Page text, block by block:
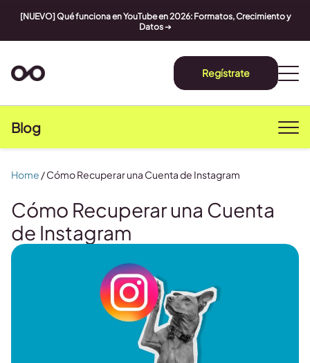
[NUEVO] Qué funciona en YouTube en 2026: Formatos, Crecimiento y
Datos➔
Regístrate
Blog
Cómo Recuperar una Cuenta
de Instagram
Home /Cómo Recuperar una Cuenta de Instagram